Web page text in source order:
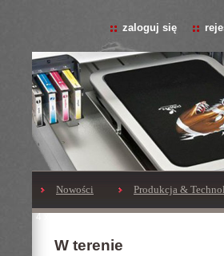
zaloguj się
Nowości Produkcja &
W terenie